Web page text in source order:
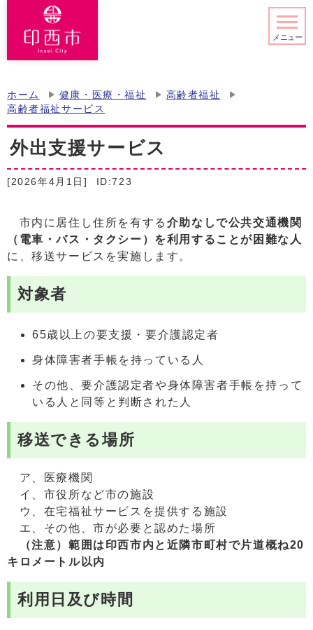
メニュー
ホーム 健康・医療・福祉
高齢者福祉
高齢者福祉サービス
外出支援サービス
[2026年4月1日] ID:723
市内に居住し住所を有する 介助なしで公共交通機関
（電車・バス・タクシー）を利用することが困難な人
に、移送サービスを実施します。
対象者
65歳以上の要支援・要介護認定者
身体障害者手帳を持っている人
その他、要介護認定者や身体障害者手帳を持って
いる人と同等と判断された人
移送できる場所
ア、医療機関
イ、市役所など市の施設
ウ、在宅福祉サービスを提供する施設
エ、その他、市が必要と認めた場所
（注意）範囲は印西市内と近隣市町村で片道概ね20
キロメートル以内
利用日及び時間